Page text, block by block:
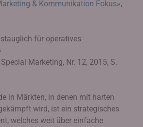
& Kommunikation Fokus»,
für operatives
Marketing, Nr. 12, 2015, S.
in Märkten, in denen mit harten
wird, ist ein strategisches
welches weit über einfache